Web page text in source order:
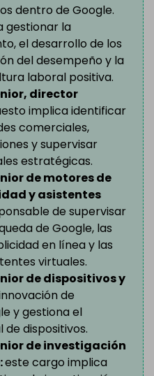
dentro de Google.
gestionar la
el desarrollo de los
del desempeño y la
laboral positiva.
director
implica identificar
comerciales,
y supervisar
estratégicas.
de motores de
y asistentes
de supervisar
de Google, las
en línea y las
virtuales.
de dispositivos y
de
y gestiona el
dispositivos.
de investigación
este cargo implica